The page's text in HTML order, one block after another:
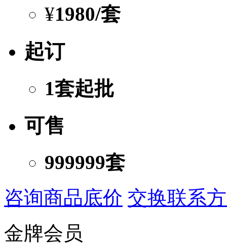
¥1980/套
起订
1套起批
可售
999999套
咨询商品底价 交换联系
金牌会员